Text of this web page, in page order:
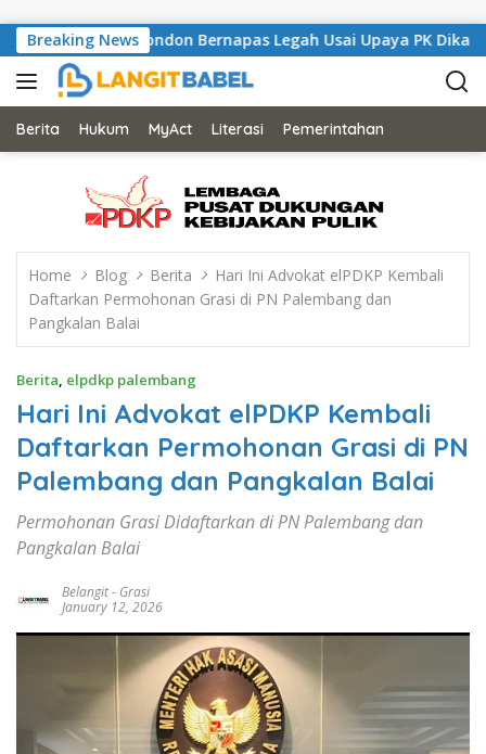
Breaking News
Asal London Bernapas Legah Usai Upaya PK Dikabulkan MA
Berita Hukum MyAct Literasi Pemerintahan
Home Blog Berita
Hari Ini Advokat elPDKP Kembali
Daftarkan Permohonan Grasi di PN Palembang dan
Pangkalan Balai
Berita, elpdkp palembang
Hari Ini Advokat elPDKP Kembali
Daftarkan Permohonan Grasi di PN
Palembang dan Pangkalan Balai
Permohonan Grasi Didaftarkan di PN Palembang dan
Pangkalan Balai
Belangit- Grasi
January 12, 2026